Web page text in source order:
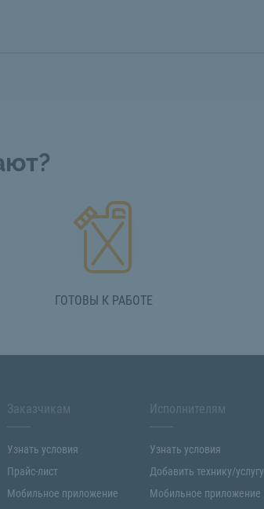
ГОТОВЫ К РАБОТЕ
Заказчикам
Узнать условия
Прайс-лист
Мобильное приложение
Исполнителям
Узнать условия
Добавить технику/услугу
Мобильное приложение